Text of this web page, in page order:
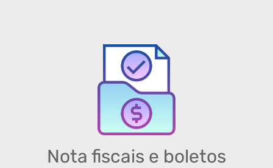
Nota fiscais e boletos